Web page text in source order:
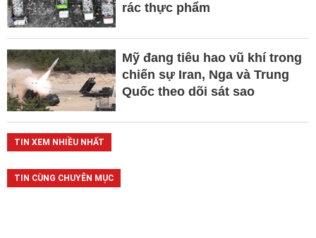
rác thực phẩm
Mỹ đang tiêu hao vũ khí trong
chiến sự Iran, Nga và Trung
Quốc theo dõi sát sao
TIN XEM NHIỀU NHẤT
TIN CÙNG CHUYÊN MỤC